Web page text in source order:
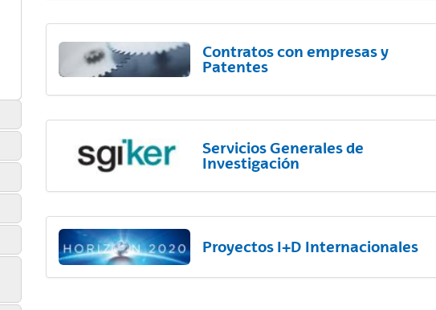
Contratos con empresas y
Patentes
Servicios Generales de
Investigación
Proyectos I+D Internacionales